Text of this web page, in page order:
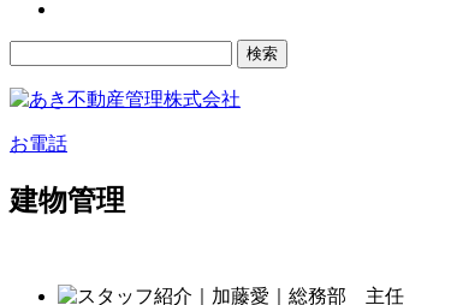
お電話
建物管理